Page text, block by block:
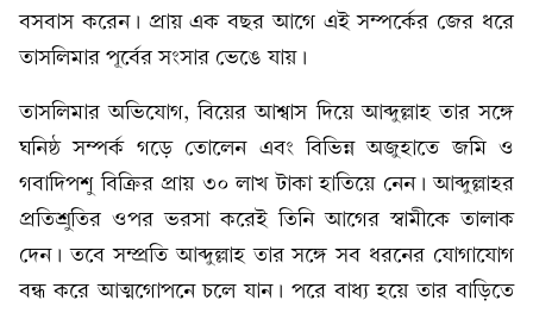
বসবাস করেন। প্রায় এক বছর আগে এই সম্পর্কের জের ধরে
তাসলিমার পূর্বের সংসার ভেঙে যায়।
তাসলিমার অভিযোগ, বিয়ের আশ্বাস দিয়ে আব্দুল্লাহ তার সঙ্গে
ঘনিষ্ঠ সম্পর্ক গড়ে তোলেন এবং বিভিন্ন অজুহাতে জমি ও
গবাদিপশু বিক্রির প্রায় ৩০ লাখ টাকা হাতিয়ে নেন। আব্দুল্লাহর
প্রতিশ্রুতির ওপর ভরসা করেই তিনি আগের স্বামীকে তালাক
দেন। তবে সম্প্রতি আব্দুল্লাহ তার সঙ্গে সব ধরনের যোগাযোগ
বন্ধ করে আত্মগোপনে চলে যান। পরে বাধ্য হয়ে তার বাড়িতে